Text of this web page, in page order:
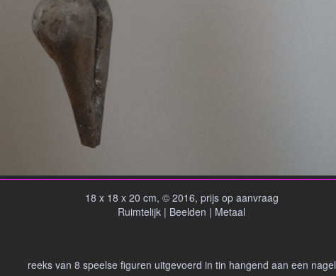
18 x 18 x 20 cm, © 2016, prijs op aanvraag
Ruimtelijk | Beelden | Metaal
reeks van 8 speelse figuren uitgevoerd in tin hangend aan een nagel